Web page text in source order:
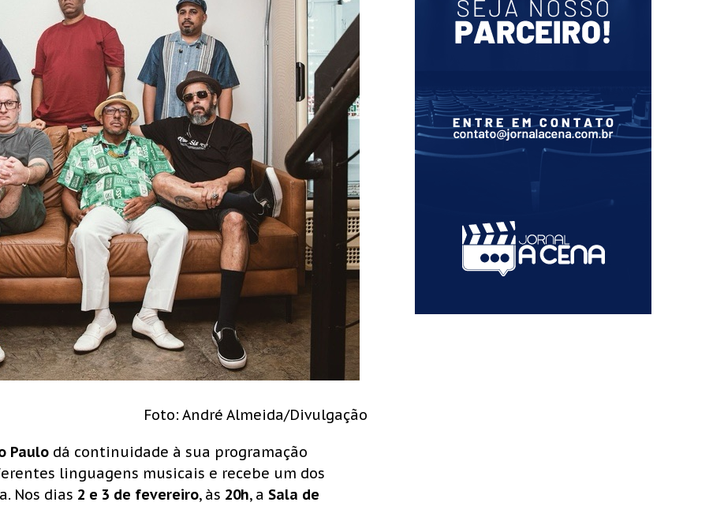
Foto: André Almeida/Divulgação
Paulo dá continuidade à sua programação
linguagens musicais e recebe um dos
Nos dias 2 e 3 de fevereiro, às 20h, a Sala de